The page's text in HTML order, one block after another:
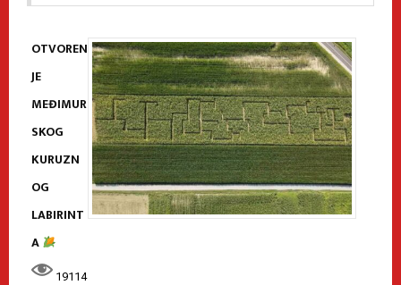
OTVOREN
JE
MEĐIMUR
SKOG
KURUZN
OG
LABIRINT
A
19114